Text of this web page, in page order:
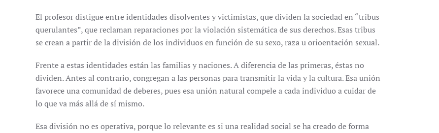
El profesor distigue entre identidades disolventes y victimistas, que dividen la sociedad en “tribus
querulantes”, que reclaman reparaciones por la violación sistemática de sus derechos. Esas tribus
se crean a partir de la división de los individuos en función de su sexo, raza u orioentación sexual.
Frente a estas identidades están las familias y naciones. A diferencia de las primeras, éstas no
dividen. Antes al contrario, congregan a las personas para transmitir la vida y la cultura. Esa unión
favorece una comunidad de deberes, pues esa unión natural compele a cada individuo a cuidar de
lo que va más allá de sí mismo.
Esa división no es operativa, porque lo relevante es si una realidad social se ha creado de forma